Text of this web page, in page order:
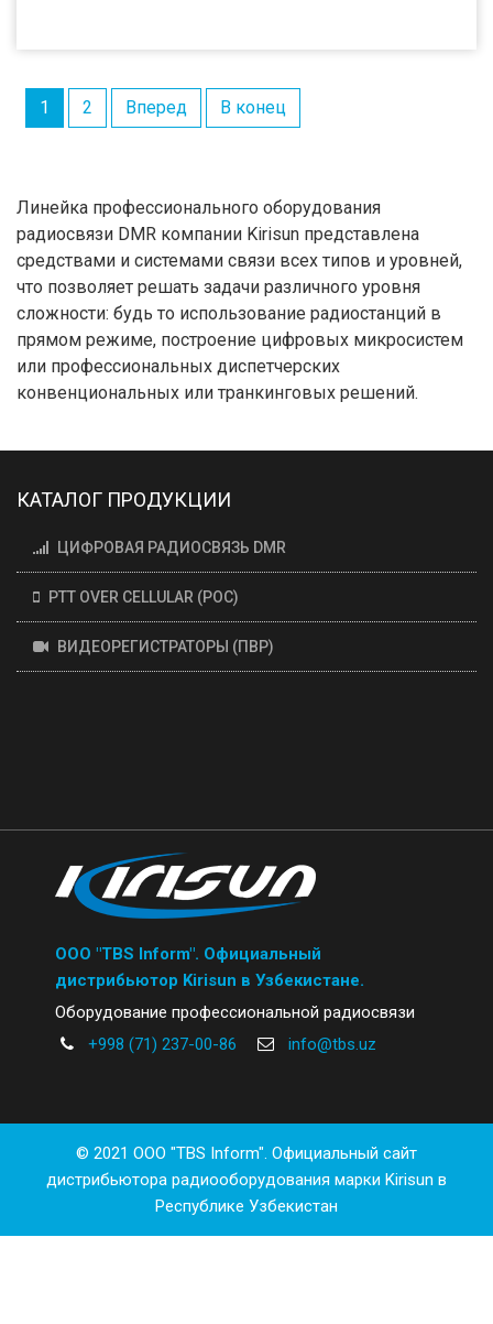
1 2 Вперед В конец
Линейка профессионального оборудования
радиосвязи DMR компании Kirisun представлена
средствами и системами связи всех типов и уровней,
что позволяет решать задачи различного уровня
сложности: будь то использование радиостанций в
прямом режиме, построение цифровых микросистем
или профессиональных диспетчерских
конвенциональных или транкинговых решений.
КАТАЛОГ ПРОДУКЦИИ
ЦИФРОВАЯ РАДИОСВЯЗЬ DMR
PTT OVER CELLULAR (POC)
ВИДЕОРЕГИСТРАТОРЫ (ПВР)
ООО "TBS Inform". Официальный
дистрибьютор Kirisun в Узбекистане.
Оборудование профессиональной радиосвязи
+998 (71) 237-00-86
info@tbs.uz
© 2021 ООО "TBS Inform". Официальный сайт
дистрибьютора радиооборудования марки Kirisun в
Республике Узбекистан